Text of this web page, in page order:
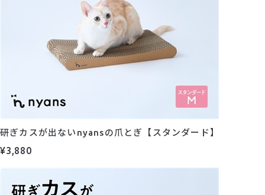
研ぎカスが出ないnyansの爪とぎ【スタンダード】
¥3,880